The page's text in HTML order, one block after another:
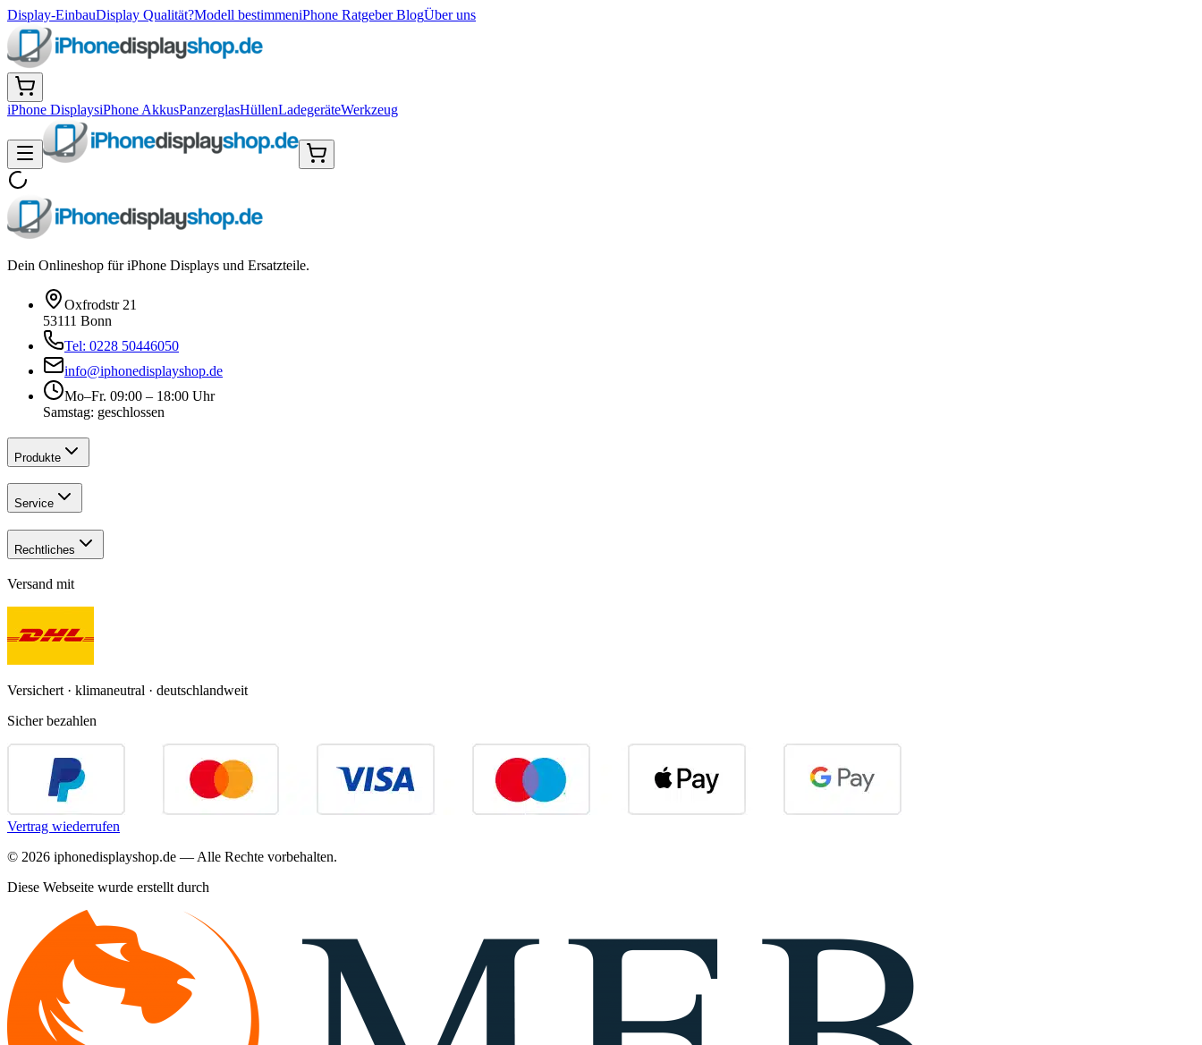
Display-EinbauDisplay Qualität?Modell bestimmeniPhone Ratgeber BlogÜber uns
iPhone DisplaysiPhone AkkusPanzerglasHüllenLadegeräteWerkzeug
Dein Onlineshop für iPhone Displays und Ersatzteile.
Oxfrodstr 21
53111 Bonn
Tel: 0228 50446050
info@iphonedisplayshop.de
Mo–Fr. 09:00 – 18:00 Uhr
Samstag: geschlossen
Produkte
Service
Rechtliches
Versand mit
Versichert · klimaneutral · deutschlandweit
Sicher bezahlen
Vertrag wiederrufen
© 2026 iphonedisplayshop.de — Alle Rechte vorbehalten.
Diese Webseite wurde erstellt durch